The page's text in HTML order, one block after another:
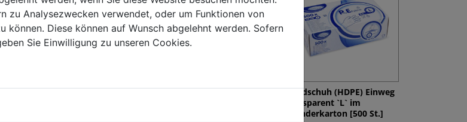
Flüssigseife mit Duft Milch
Handschuh (HDPE) Einweg
Handschuh (HDPE) Einweg
transparent `L` im
Spenderkarton [500 St.]
zu Analysezwecken verwendet, oder um Funktionen von
können. Diese können auf Wunsch abgelehnt werden. Sofern
Sie Einwilligung zu unseren Cookies.